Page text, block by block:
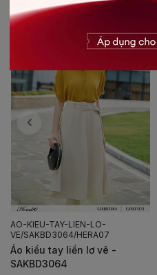
AO-KIEU-TAY-LIEN-LO-
VE/SAKBD3064/HERA07
Áo kiểu tay liền lơ vê -
SAKBD3064